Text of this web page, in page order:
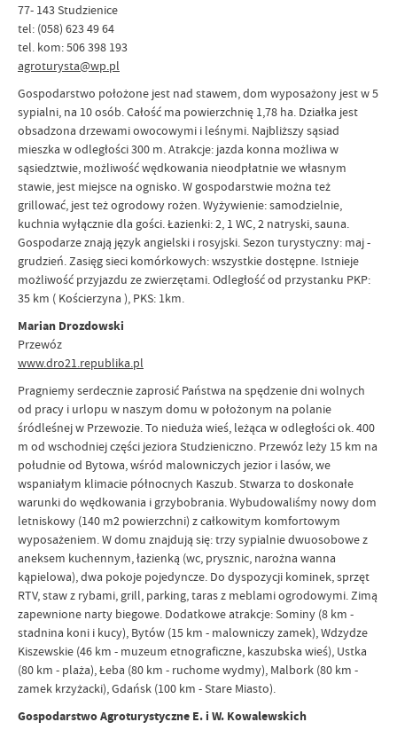
77- 143 Studzienice
tel: (058) 623 49 64
tel. kom: 506 398 193
agroturysta@wp.pl
Gospodarstwo położone jest nad stawem, dom wyposażony jest w 5
sypialni, na 10 osób. Całość ma powierzchnię 1,78 ha. Działka jest
obsadzona drzewami owocowymi i leśnymi. Najbliższy sąsiad
mieszka w odległości 300 m. Atrakcje: jazda konna możliwa w
sąsiedztwie, możliwość wędkowania nieodpłatnie we własnym
stawie, jest miejsce na ognisko. W gospodarstwie można też
grillować, jest też ogrodowy rożen. Wyżywienie: samodzielnie,
kuchnia wyłącznie dla gości. Łazienki: 2, 1 WC, 2 natryski, sauna.
Gospodarze znają język angielski i rosyjski. Sezon turystyczny: maj -
grudzień. Zasięg sieci komórkowych: wszystkie dostępne. Istnieje
możliwość przyjazdu ze zwierzętami. Odległość od przystanku PKP:
35 km ( Kościerzyna ), PKS: 1km.
Marian Drozdowski
Przewóz
www.dro21.republika.pl
Pragniemy serdecznie zaprosić Państwa na spędzenie dni wolnych
od pracy i urlopu w naszym domu w położonym na polanie
śródleśnej w Przewozie. To nieduża wieś, leżąca w odległości ok. 400
m od wschodniej części jeziora Studzieniczno. Przewóz leży 15 km na
południe od Bytowa, wśród malowniczych jezior i lasów, we
wspaniałym klimacie północnych Kaszub. Stwarza to doskonałe
warunki do wędkowania i grzybobrania. Wybudowaliśmy nowy dom
letniskowy (140 m2 powierzchni) z całkowitym komfortowym
wyposażeniem. W domu znajdują się: trzy sypialnie dwuosobowe z
aneksem kuchennym, łazienką (wc, prysznic, narożna wanna
kąpielowa), dwa pokoje pojedyncze. Do dyspozycji kominek, sprzęt
RTV, staw z rybami, grill, parking, taras z meblami ogrodowymi. Zimą
zapewnione narty biegowe. Dodatkowe atrakcje: Sominy (8 km -
stadnina koni i kucy), Bytów (15 km - malowniczy zamek), Wdzydze
Kiszewskie (46 km - muzeum etnograficzne, kaszubska wieś), Ustka
(80 km - plaża), Łeba (80 km - ruchome wydmy), Malbork (80 km -
zamek krzyżacki), Gdańsk (100 km - Stare Miasto).
Gospodarstwo Agroturystyczne E. i W. Kowalewskich